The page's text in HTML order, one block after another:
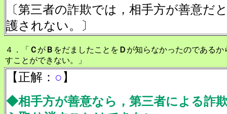
〔第三者の詐欺では，相手方が善意だ
護されない。〕
４．「 Ｃ が Ｂ をだましたことを Ｄ が知らなかったのであるか
すことができない。」
【正解： ○ 】
◆相手方が善意なら，第三者による詐